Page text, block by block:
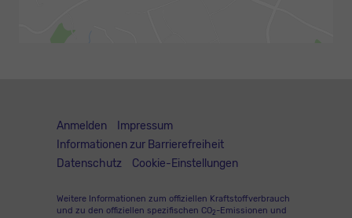
Anmelden
Impressum
Informationen zur Barrierefreiheit
Datenschutz
Cookie-Einstellungen
Weitere Informationen zum offiziellen Kraftstoffverbrauch
und zu den offiziellen spezifischen CO2 -Emissionen und